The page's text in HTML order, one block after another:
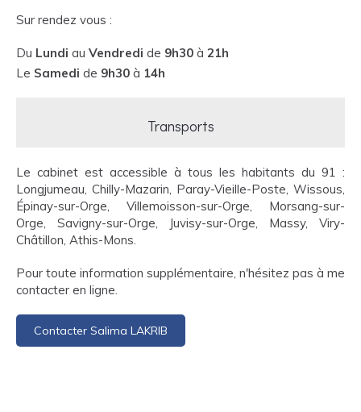
Sur rendez vous :
Du Lundi au Vendredi de 9h30 à 21h
Le Samedi de 9h30 à 14h
Transports
Le cabinet est accessible à tous les habitants du 91 :
Longjumeau, Chilly-Mazarin, Paray-Vieille-Poste, Wissous,
Épinay-sur-Orge, Villemoisson-sur-Orge, Morsang-sur-
Orge, Savigny-sur-Orge, Juvisy-sur-Orge, Massy, Viry-
Châtillon, Athis-Mons.
Pour toute information supplémentaire, n'hésitez pas à me
contacter en ligne.
Contacter Salima LAKRIB